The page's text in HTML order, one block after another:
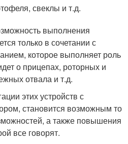
свеклы и т.д.
выполнения
только в сочетании с
которое выполняет роль
о прицепах, роторных и
отвала и т.д.
этих устройств с
становится возможным то
а также повышения
все говорят.